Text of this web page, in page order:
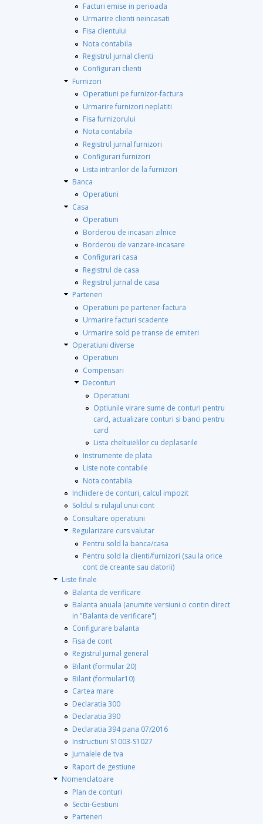
Facturi emise in perioada
Urmarire clienti neincasati
Fisa clientului
Nota contabila
Registrul jurnal clienti
Configurari clienti
Furnizori
Operatiuni pe furnizor-factura
Urmarire furnizori neplatiti
Fisa furnizorului
Nota contabila
Registrul jurnal furnizori
Configurari furnizori
Lista intrarilor de la furnizori
Banca
Operatiuni
Casa
Operatiuni
Borderou de incasari zilnice
Borderou de vanzare-incasare
Configurari casa
Registrul de casa
Registrul jurnal de casa
Parteneri
Operatiuni pe partener-factura
Urmarire facturi scadente
Urmarire sold pe transe de emiteri
Operatiuni diverse
Operatiuni
Compensari
Deconturi
Operatiuni
Optiunile virare sume de conturi pentru
card, actualizare conturi si banci pentru
card
Lista cheltuielilor cu deplasarile
Instrumente de plata
Liste note contabile
Nota contabila
Inchidere de conturi, calcul impozit
Soldul si rulajul unui cont
Consultare operatiuni
Regularizare curs valutar
Pentru sold la banca/casa
Pentru sold la clienti/furnizori (sau la orice
cont de creante sau datorii)
Liste finale
Balanta de verificare
Balanta anuala (anumite versiuni o contin direct
in "Balanta de verificare")
Configurare balanta
Fisa de cont
Registrul jurnal general
Bilant (formular 20)
Bilant (formular10)
Cartea mare
Declaratia 300
Declaratia 390
Declaratia 394 pana 07/2016
Instructiuni S1003-S1027
Jurnalele de tva
Raport de gestiune
Nomenclatoare
Plan de conturi
Sectii-Gestiuni
Parteneri